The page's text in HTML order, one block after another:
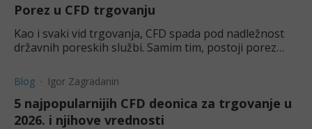
Porez u CFD trgovanju
Kao i svaki vid trgovanja, CFD spada pod nadležnost
državnih poreskih službi. Samim tim, postoji porez
Blog Igor Zagradanin
5 najpopularnijih CFD deonica za trgovanje u
2026. i njihove vrednosti